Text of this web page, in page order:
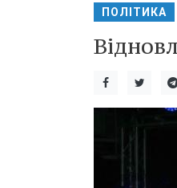
ПОЛІТИКА